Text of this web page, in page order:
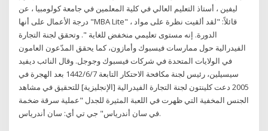
ليفين ، أستاذ التعليم العالي في كلية المعلمين في جامعة كولومبيا ، عن
درجة الأعمال على أنها "MBA Lite" ، قائلاً: "لقد ألقيت نظرة على مواد
الدورة. إنه مستوى تعليمي منخفض للغاية ". وتحقق لجنة التجارة
الفيدرالية حول ممارسات فيسبوك وأمازون، كما يحقق المدّعون العامون
في الولايات المتحدة في شركات فيسبوك وجوجل. وقال النائب ديفيد
سيسيلين، رئيس لجنة مكافحة الاحتكار التابعة 7‏‏/6‏‏/1442 بعد الهجرة في
2005 دعت كلينتون لجنة التجارة الفيدرالية [الإنجليزية] للتحقيق في مشاهد
الجنس المخفية التي ظهرت في اللعبة المثيرة للجدل "عملية سرقة ضخمة
في سان أندرياس" جي تي أي: سان أندرياس.